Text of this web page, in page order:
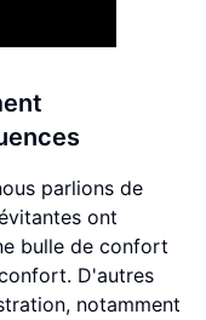
parlions de
ont
bulle de confort
D'autres
notamment